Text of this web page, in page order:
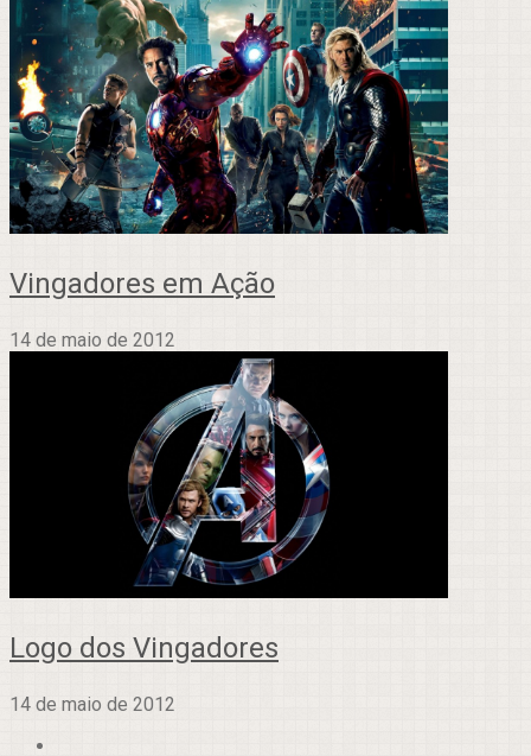
Vingadores em Ação
14 de maio de 2012
Logo dos Vingadores
14 de maio de 2012